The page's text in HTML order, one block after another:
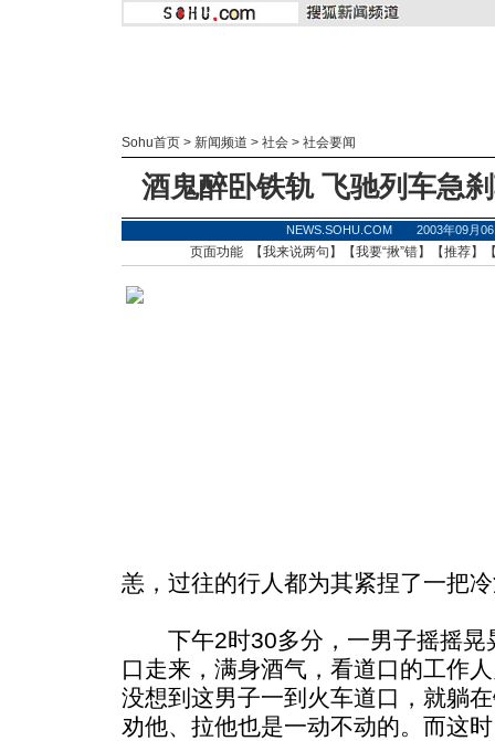
Sohu首页 > 新闻频道 > 社会 > 社会要闻
酒鬼醉卧铁轨 飞驰列车急
NEWS.SOHU.COM 2003年09月
页面功能 【我来说两句 】【我要“揪”错】【推荐】
恙，过往的行人都为其紧捏了一把
下午2时30多分，一男子摇摇晃
口走来，满身酒气，看道口的工作
没想到这男子一到火车道口，就躺
劝他、拉他也是一动不动的。而这